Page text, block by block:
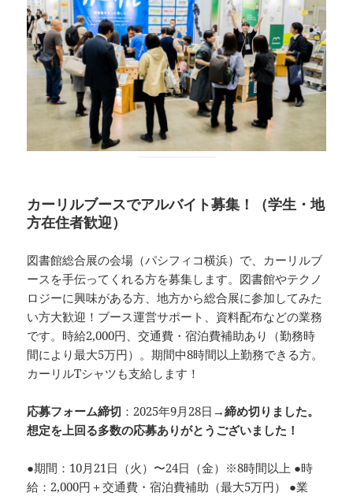
カーリルブースでアルバイト募集！（学生・地
方在住者歓迎）
図書館総合展の会場（パシフィコ横浜）で、カーリルブ
ースを手伝ってくれる方を募集します。図書館やテクノ
ロジーに興味がある方、地方から総合展に参加してみた
い方大歓迎！ブース運営サポート、資料配布などの業務
です。時給2,000円、交通費・宿泊費補助あり（勤務時
間により最大5万円）。期間中8時間以上勤務できる方。
カーリルTシャツも支給します！
応募フォーム締切 ：2025年9月28日→締め切りました。
想定を上回る多数の応募ありがとうございました！
●期間：10月21日（火）〜24日（金）※8時間以上 ●時
給：2,000円＋交通費・宿泊費補助（最大5万円） ●業